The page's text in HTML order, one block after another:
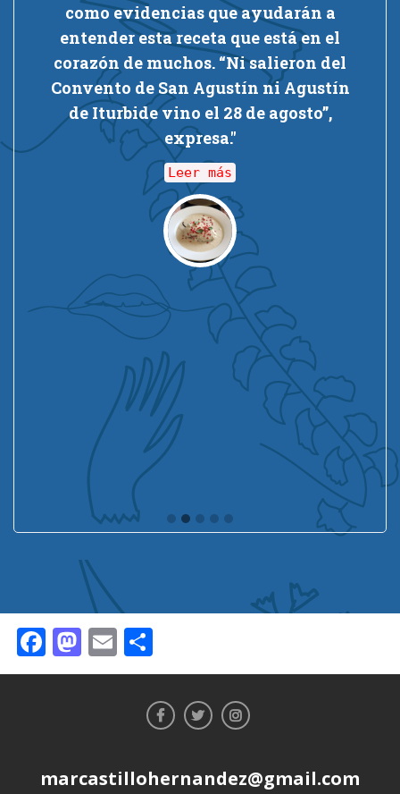
como evidencias que ayudarán a
entender esta receta que está en el
corazón de muchos. “Ni salieron del
Convento de San Agustín ni Agustín
de Iturbide vino el 28 de agosto”,
expresa."
Leer más
Facebook
Mastodon
Email
marcastillohernandez@gmail.com